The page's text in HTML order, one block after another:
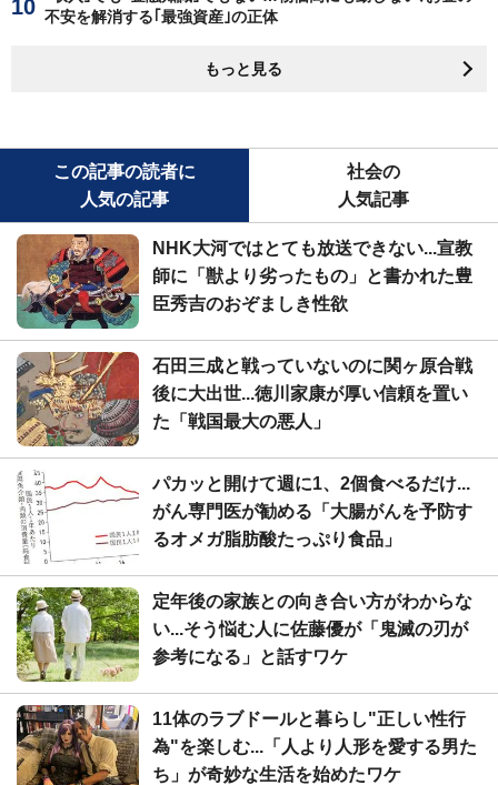
不安を解消する｢最強資産｣の正体
もっと見る
この記事の読者に
人気の記事
社会の
人気記事
NHK大河ではとても放送できない...宣教
師に「獣より劣ったもの」と書かれた豊
臣秀吉のおぞましき性欲
石田三成と戦っていないのに関ヶ原合戦
後に大出世...徳川家康が厚い信頼を置い
た「戦国最大の悪人」
パカッと開けて週に1、2個食べるだけ...
がん専門医が勧める「大腸がんを予防す
るオメガ脂肪酸たっぷり食品」
定年後の家族との向き合い方がわからな
い...そう悩む人に佐藤優が「鬼滅の刃が
参考になる」と話すワケ
11体のラブドールと暮らし"正しい性行
為"を楽しむ...「人より人形を愛する男た
ち」が奇妙な生活を始めたワケ